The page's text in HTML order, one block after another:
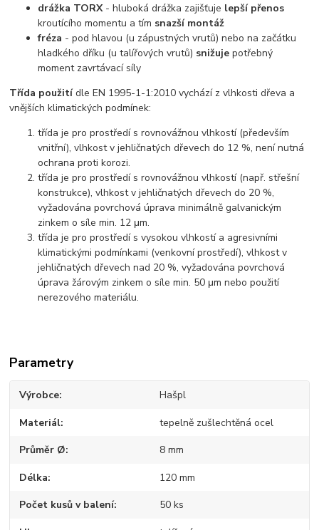
drážka TORX- hluboká drážka zajišťuje lepší přenos
kroutícího momentu a tím snazší montáž
fréza - pod hlavou (u zápustných vrutů) nebo na začátku
hladkého dříku (u talířových vrutů) snižujepotřebný
moment zavrtávací síly
Třída použitídle EN 1995-1-1:2010 vychází z vlhkosti dřeva a
vnějších klimatických podmínek:
třída je pro prostředí s rovnovážnou vlhkostí (především
vnitřní), vlhkost v jehličnatých dřevech do 12 %, není nutná
ochrana proti korozi.
třída je pro prostředí s rovnovážnou vlhkostí (např. střešní
konstrukce), vlhkost v jehličnatých dřevech do 20 %,
vyžadována povrchová úprava minimálně galvanickým
zinkem o síle min. 12 μm.
třída je pro prostředí s vysokou vlhkostí a agresivními
klimatickými podmínkami (venkovní prostředí), vlhkost v
jehličnatých dřevech nad 20 %, vyžadována povrchová
úprava žárovým zinkem o síle min. 50 μm nebo použití
nerezového materiálu.
Parametry
Výrobce Hašpl
Materiál tepelně zušlechtěná ocel
Průměr Ø 8 mm
Délka 120 mm
Počet kusů v balení 50 ks